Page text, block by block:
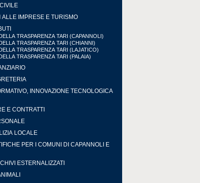
ALLE IMPRESE E TURISMO
TRASPARENZA TARI (CAPANNOLI)
TRASPARENZA TARI (CHIANNI)
TRASPARENZA TARI (LAJATICO)
TRASPARENZA TARI (PALAIA)
INNOVAZIONE TECNOLOGICA
E CONTRATTI
LOCALE
PER I COMUNI DI CAPANNOLI E
ESTERNALIZZATI